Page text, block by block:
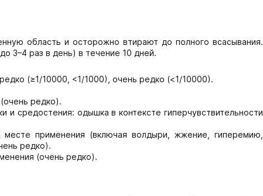
область и осторожно втирают до полного всасывания.
3–4 раз в день) в течение 10 дней.
(≥1/10000, <1/1000), очень редко (<1/10000).
редко).
средостения: одышка в контексте гиперчувствительности
применения (включая волдыри, жжение, гиперемию,
редко).
(очень редко).